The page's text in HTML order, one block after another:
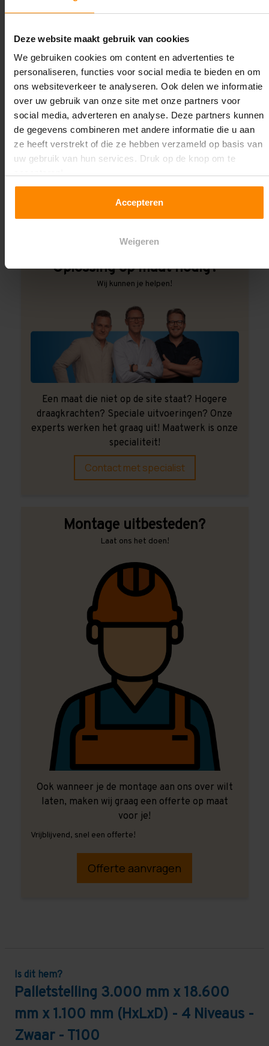
Deze website maakt gebruik van cookies
We gebruiken cookies om content en advertenties te
personaliseren, functies voor social media te bieden en om
ons websiteverkeer te analyseren. Ook delen we informatie
over uw gebruik van onze site met onze partners voor
social media, adverteren en analyse. Deze partners kunnen
de gegevens combineren met andere informatie die u aan
ze heeft verstrekt of die ze hebben verzameld op basis van
uw gebruik van hun services. Druk op de knop om te
Accepteren
Weigeren
Liggerlengte:
3.600 mm
Aantal niveaus:
4
Kleur staanders:
Blauw
Draagkracht per liggerniveau:
Maximale jukbelasting:
Oplossing op maat nodig?
Wij kunnen je helpen!
Een maat die niet op de site staat? Hogere
draagkrachten? Speciale uitvoeringen? Onze
experts werken het graag uit! Maatwerk is onze
specialiteit!
Contact met specialist
Montage uitbesteden?
Laat ons het doen!
Ook wanneer je de montage aan ons over wilt
laten, maken wij graag een offerte op maat
voor je!
Vrijblijvend, snel een offerte!
Offerte aanvragen
Is dit hem?
Palletstelling 3.000 mm x 18.600
mm x 1.100 mm (HxLxD) - 4 Niveaus -
Zwaar - T100